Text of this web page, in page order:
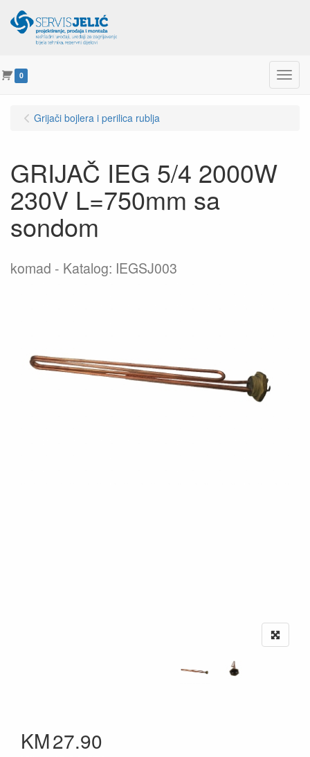
0 Menu
Grijači bojlera i perilica rublja
GRIJAČ IEG 5/4 2000W
230V L=750mm sa
sondom
komad Katalog: IEGSJ003
KM27.90